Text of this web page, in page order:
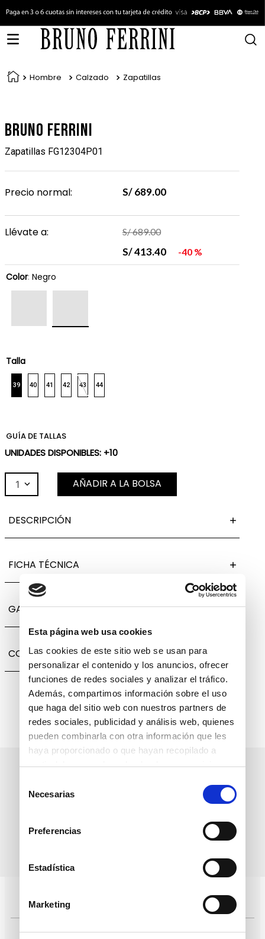
Esta página web usa cookies
Las cookies de este sitio web se usan para
personalizar el contenido y los anuncios, ofrecer
funciones de redes sociales y analizar el tráfico.
Además, compartimos información sobre el uso
que haga del sitio web con nuestros partners de
redes sociales, publicidad y análisis web, quienes
pueden combinarla con otra información que les
haya proporcionado o que hayan recopilado a
partir del uso que haya hecho de sus servicios.
deNecesarias
Preferencias
Estadística
Marketing
Hombre Calzado Zapatillas
Bruno Ferrini
Zapatillas FG12304P01
Precio normal: S/ 689.00
Llévate a: S/689.00
S/413.40 40 %
Color: Negro
Talla
39 40 41 42 43 44
GUÍA DE TALLAS
UNIDADES DISPONIBLES: +10
1 AÑADIR A LA BOLSA
DESCRIPCIÓN
FICHA TÉCNICA
GARANTÍA, CAMBIOS Y DEVOLUCIONES
COMPARTIR
datos personales
Pagos 100% seguros, página certificada
Comprar fácil en solo 4 pasos